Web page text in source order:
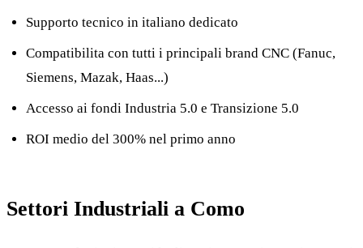
Supporto tecnico in italiano dedicato
Compatibilita con tutti i principali brand CNC (Fanuc,
Siemens, Mazak, Haas...)
Accesso ai fondi Industria 5.0 e Transizione 5.0
ROI medio del 300% nel primo anno
Settori Industriali a Como